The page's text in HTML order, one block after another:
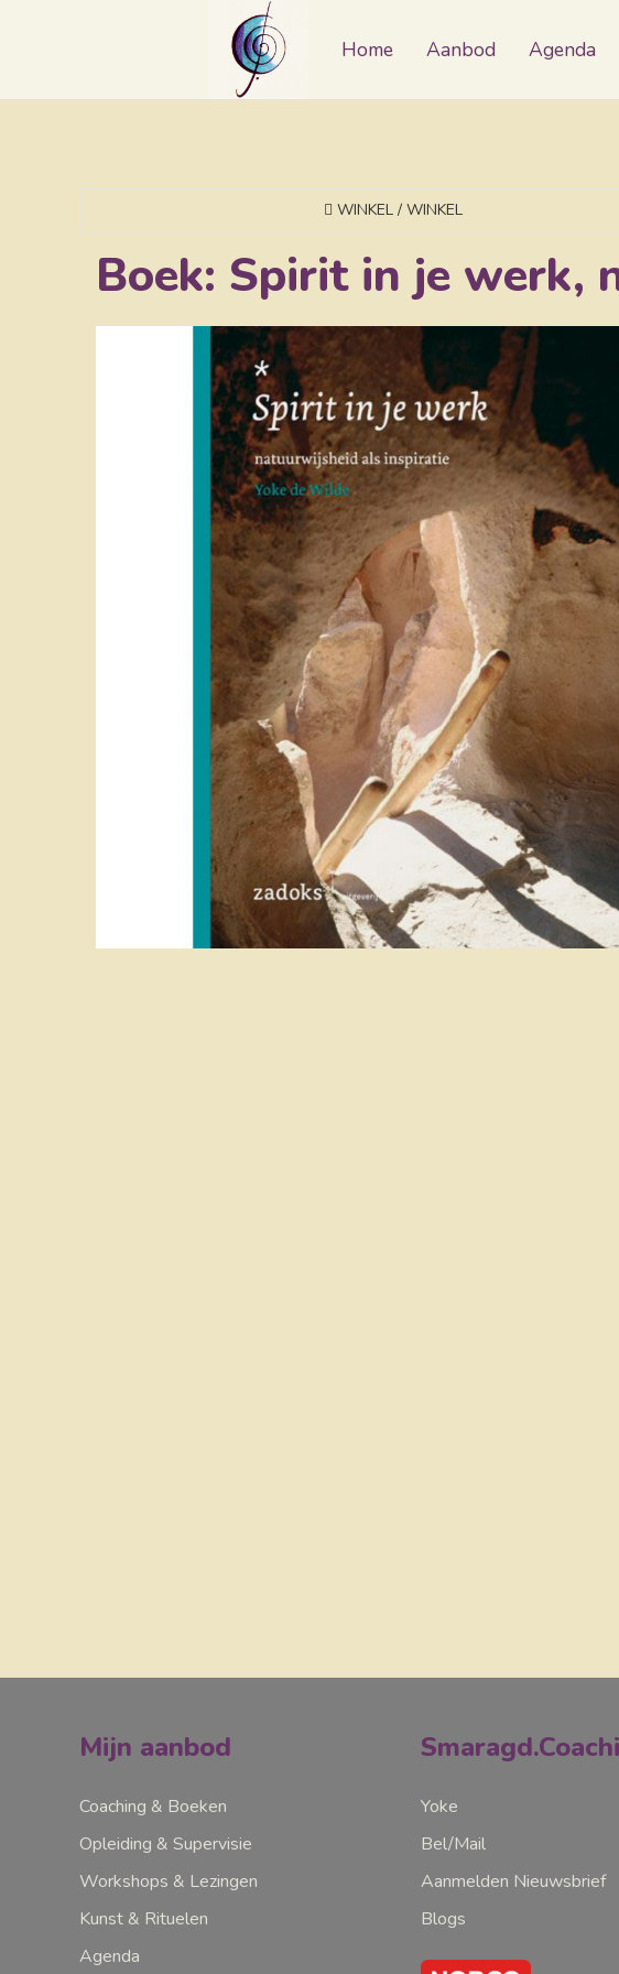
Home Aanbod Agenda
WINKEL / WINKEL
Boek: Spirit in je werk,
Mijn aanbod
Coaching & Boeken
Opleiding & Supervisie
Workshops & Lezingen
Kunst & Rituelen
Agenda
Yoke
Bel/Mail
Aanmelden Nieuwsbrief
Blogs